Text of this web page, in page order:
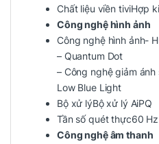
Chất liệu viền tiviHợp
Công nghệ hình ảnh
Công nghệ hình ảnh-
– Quantum Dot
– Công nghệ giảm
Low Blue Light
Bộ xử lýBộ xử lý AiPQ
Tần số quét thực60 Hz
Công nghệ âm thanh